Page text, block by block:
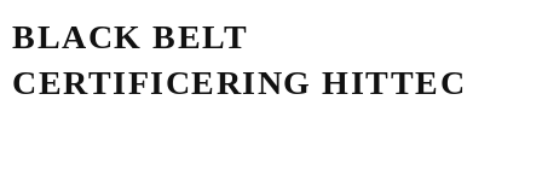
BLACK BELT
CERTIFICERING HITTEC